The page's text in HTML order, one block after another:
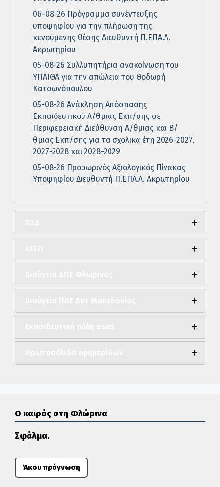
06-08-26 Πρόγραμμα συνέντευξης
υποψηφίου για την πλήρωση της
κενούμενης θέσης Διευθυντή Π.ΕΠΑ.Λ.
Ακρωτηρίου
05-08-26 Συλλυπητήρια ανακοίνωση του
ΥΠΑΙΘΑ για την απώλεια του Θοδωρή
Κατσωνόπουλου
05-08-26 Ανάκληση Απόσπασης
Εκπαιδευτικού Α/θμιας Εκπ/σης σε
Περιφερειακή Διεύθυνση Α/θμιας και Β/
θμιας Εκπ/σης για τα σχολικά έτη 2026-2027,
2027-2028 και 2028-2029
05-08-26 Προσωρινός Αξιολογικός Πίνακας
Υποψηφίου Διευθυντή Π.ΕΠΑ.Λ. Ακρωτηρίου
Ο καιρός στη Φλώρινα
Σφάλμα.
Άκου πρόγνωση